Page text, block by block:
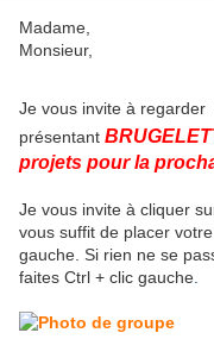
Madame,
Monsieur,
Je vous invite à regarder
présentant
projets pour la
Je vous invite à cliquer
vous suffit de placer
gauche. Si rien ne se
faites Ctrl + clic gauche